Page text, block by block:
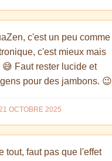
c'est un peu comme
c'est mieux mais
Faut rester lucide et
pour des jambons. 😉
OCTOBRE 2025
tout, faut pas que l'effet